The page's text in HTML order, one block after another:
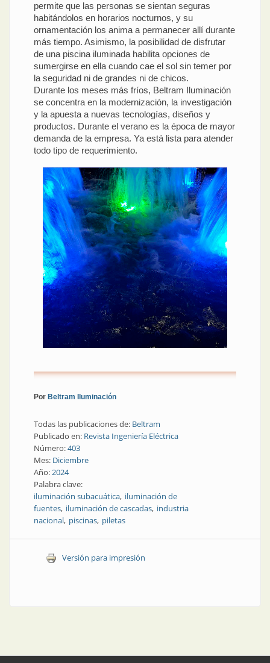
permite que las personas se sientan seguras
habitándolos en horarios nocturnos, y su
ornamentación los anima a permanecer allí durante
más tiempo. Asimismo, la posibilidad de disfrutar
de una piscina iluminada habilita opciones de
sumergirse en ella cuando cae el sol sin temer por
la seguridad ni de grandes ni de chicos.
Durante los meses más fríos, Beltram Iluminación
se concentra en la modernización, la investigación
y la apuesta a nuevas tecnologías, diseños y
productos. Durante el verano es la época de mayor
demanda de la empresa. Ya está lista para atender
todo tipo de requerimiento.
Por Beltram Iluminación
Todas las publicaciones de: Beltram
Publicado en: Revista Ingeniería Eléctrica
Número:403
Mes: Diciembre
Año: 2024
Palabra clave:
iluminación subacuática iluminación de
fuentes iluminación de cascadas industria
nacional piscinas piletas
Versión para impresión